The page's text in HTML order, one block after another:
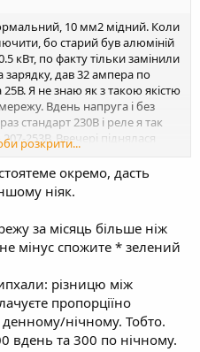
10 мм2 мідний. Коли
бо старий був алюміній
кВт, по факту тільки замінили
зарядку, дав 32 ампера по
Я не знаю як з такою якістю
Вдень напруга і без
стандарт 230В і реле я так
253В. Ввечері піднялася
заряджатись авто і просіла
розкрити...
окремо, дасть
ніяк.
за місяць більше ніж
мінус спожите * зелений
різницю між
пропорціїно
нічному. Тобто.
вдень та 300 по нічному.